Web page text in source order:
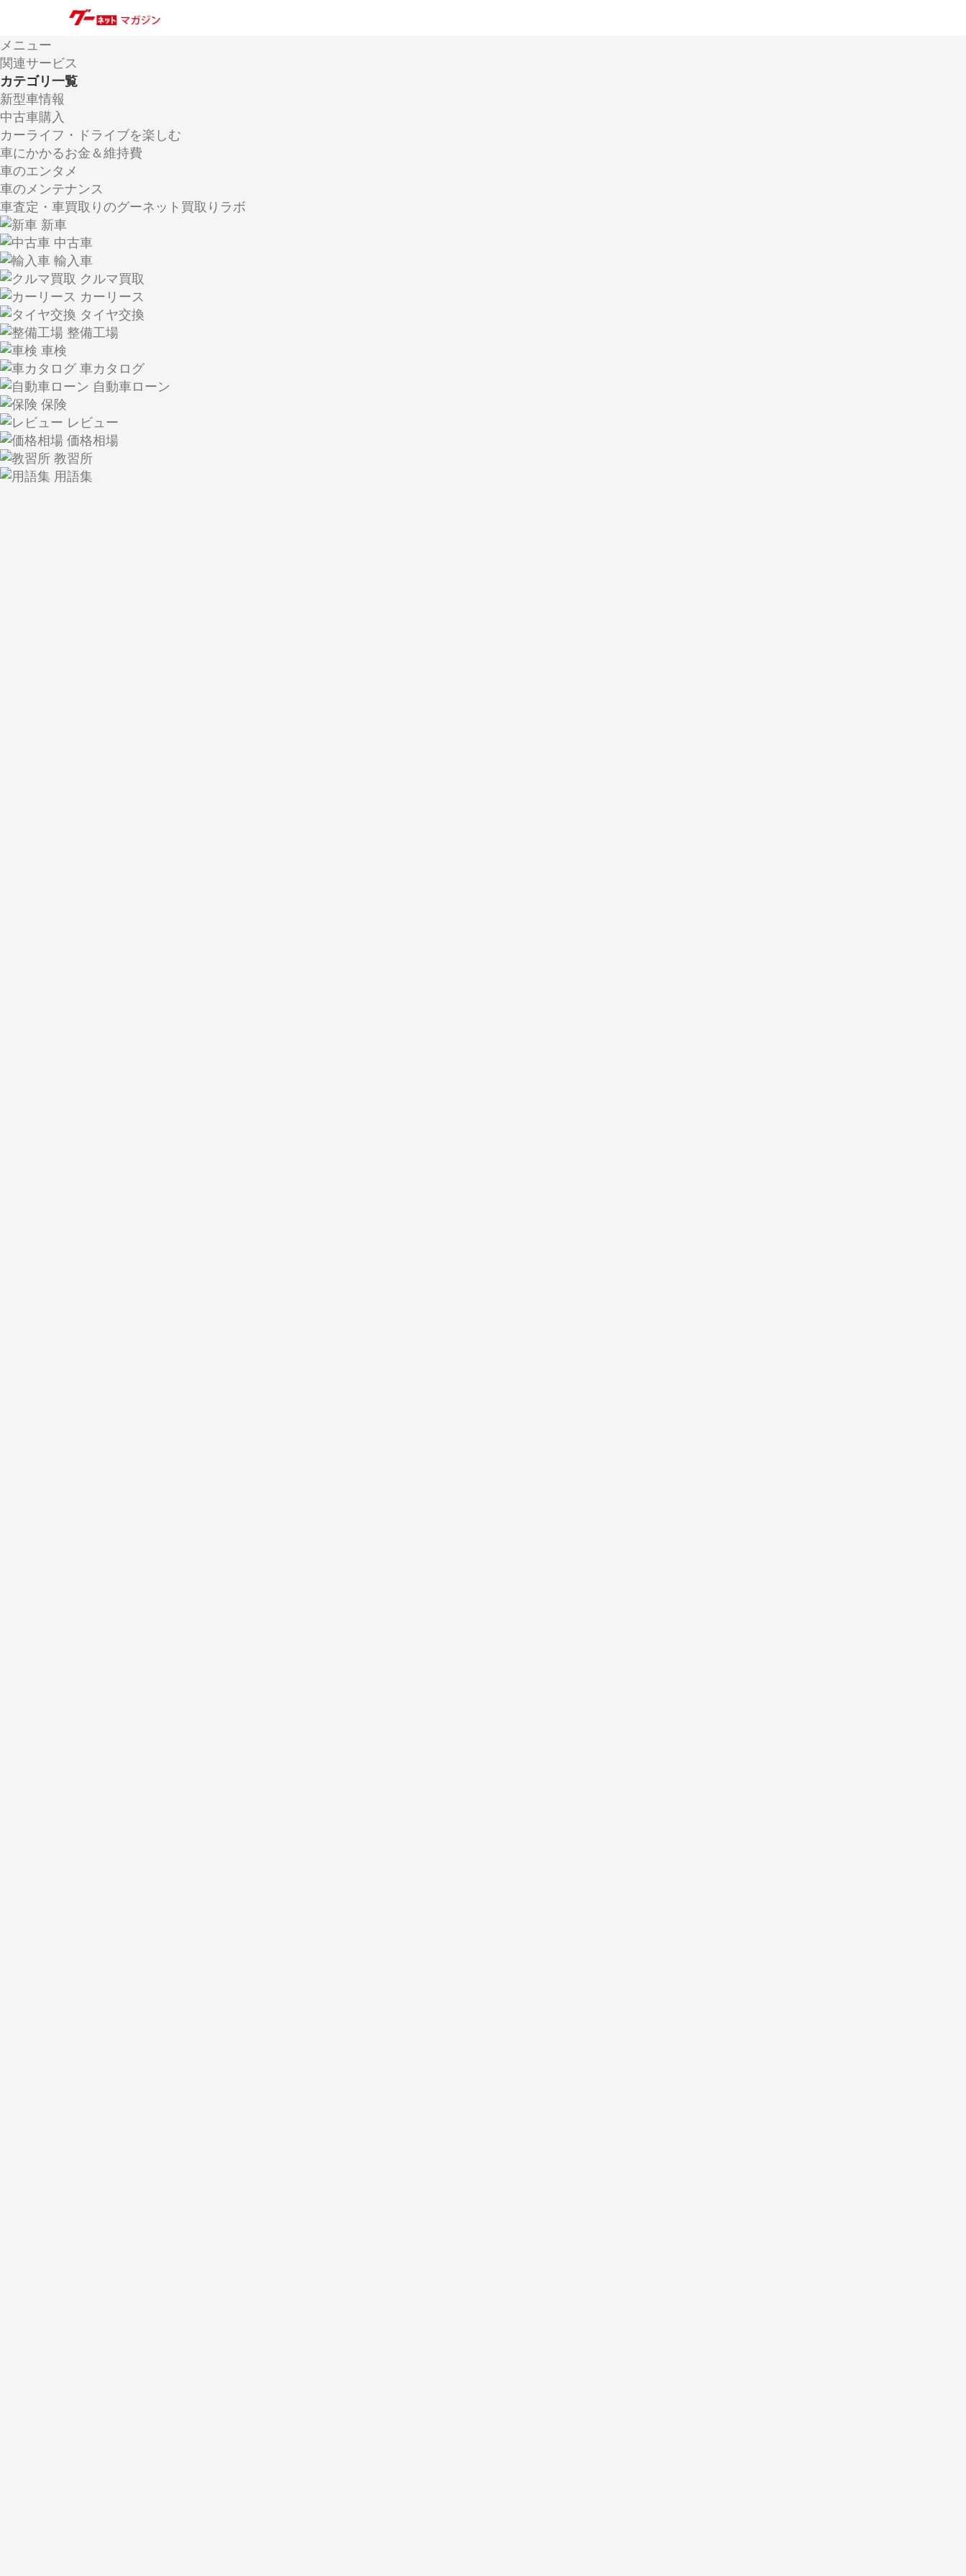
メニュー
関連サービス
カテゴリ一覧
新型車情報
中古車購入
カーライフ・ドライブを楽しむ
車にかかるお金＆維持費
車のエンタメ
車のメンテナンス
車査定・車買取りのグーネット買取りラボ
新車
中古車
輸入車
クルマ買取
カーリース
タイヤ交換
整備工場
車検
車カタログ
自動車ローン
保険
レビュー
価格相場
教習所
用語集